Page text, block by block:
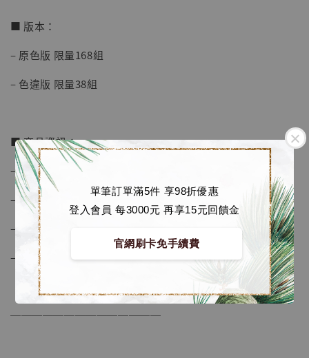
單筆訂單滿5件 享98折優惠
登入會員 每3000元 再享15元回饋金
官網刷卡免手續費
■ 版本：
– 原色版 限量168組
– 色違版 限量38組
■ 商品資訊：
– 比例為 1/20
– 材質為 PolyStone, 進口PU
– 附專屬限定編號卡
– 以彩盒包裝
──────────────